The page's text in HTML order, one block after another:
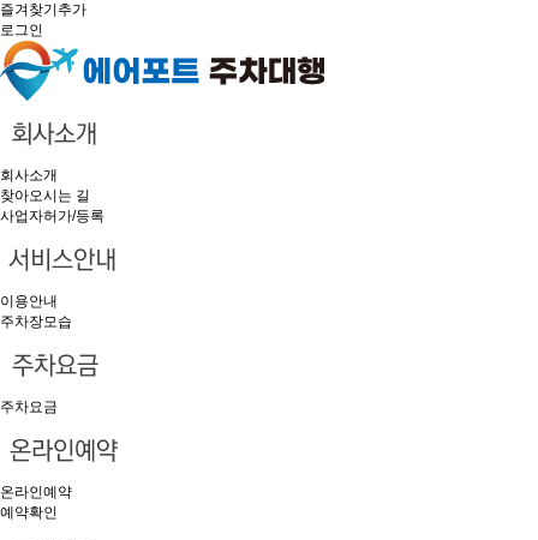
즐겨찾기추가
로그인
회사소개
찾아오시는 길
사업자허가/등록
이용안내
주차장모습
주차요금
온라인예약
예약확인